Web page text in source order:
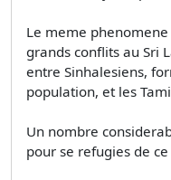
Le meme
grands conflits au Sri
entre Sinhalesiens,
population, et les
Un nombre
pour se refugies de